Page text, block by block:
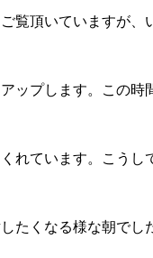
覧頂いていますが、
ップします。この時
れています。こうし
たくなる様な朝でし